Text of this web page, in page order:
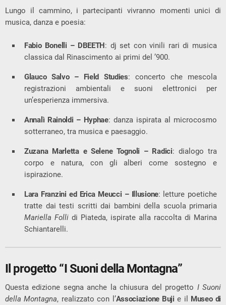
Lungo il cammino, i partecipanti vivranno momenti unici di
musica, danza e poesia:
Fabio Bonelli – DBEETH: dj set con vinili rari di musica
classica dal Rinascimento ai primi del ’900.
Glauco Salvo – Field Studies: concerto che mescola
registrazioni ambientali e suoni elettronici per
un’esperienza immersiva.
Annalì Rainoldi – Hyphae: danza ispirata al microcosmo
sotterraneo, tra musica e paesaggio.
Zuzana Marletta e Selene Tognoli – Radici: dialogo tra
corpo e natura, con gli alberi come sostegno e
ispirazione.
Lara Franzini ed Erica Meucci – Illusione: letture poetiche
tratte dai testi scritti dai bambini della scuola primaria
Mariella Folli di Piateda, ispirate alla raccolta di Marina
Schiantarelli.
Il progetto “I Suoni della Montagna”
Questa edizione segna anche la chiusura del progetto I Suoni
della Montagna, realizzato con l’Associazione Buji e il Museo di